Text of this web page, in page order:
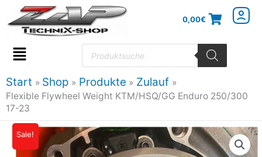
Inhalt
springen
0,00€
Flyout
Menu
Products
search
Start Shop Produkte Zulauf
Flexible Flywheel Weight KTM/HSQ/GG Enduro 250/300
17-23
Sale!
Ursprünglicher
Aktueller